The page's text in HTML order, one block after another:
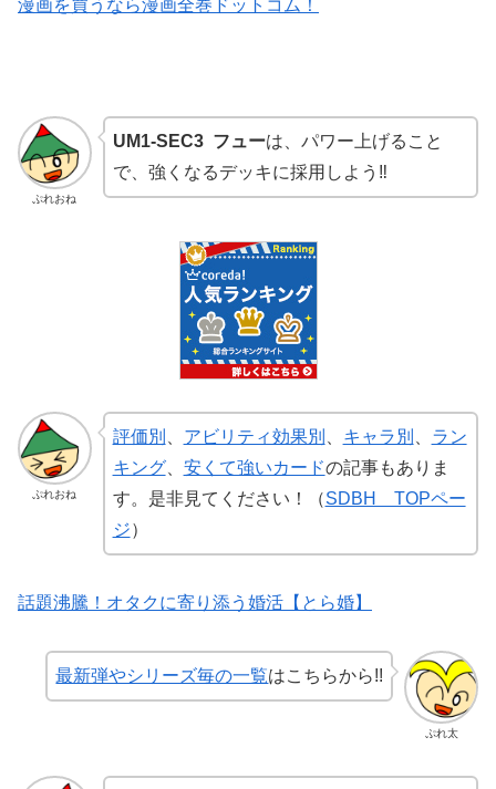
漫画を買うなら漫画全巻ドットコム！
ぷれおね
UM1-SEC3 フューは、パワー上げること
で、強くなるデッキに採用しよう‼️
ぷれおね
評価別 アビリティ効果別 キャラ別
ラン
キング、 安くて強いカードの記事もありま
す。是非見てください！（SDBH TOPペー
ジ）
話題沸騰！オタクに寄り添う婚活【とら婚】
ぷれ太
最新弾やシリーズ毎の一覧はこちらから!!